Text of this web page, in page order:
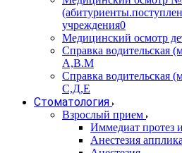
учреждения0
Медицинский осмотр
Справка водительская
А,В.М
Справка водительская
С,Д,Е
Стоматология
Взрослый прием
Иммедиат протез
Анестезия